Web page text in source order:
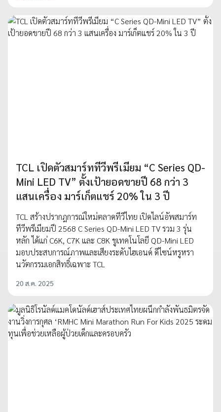
TCL เปิดตัวสมาร์ททีวีพรีเมียม “C Series QD-
Mini LED TV” ตั้งเป้ายอดขายปี 68 กว่า 3
แสนเครื่อง มาร์เก็ตแชร์ 20% ใน 3 ปี
TCL สร้างปรากฎการณ์ใหม่ตลาดทีวีไทย เปิดไลน์อัพสมาร์ท
ทีวีพรีเมียมปี 2568 C Series QD-Mini LED TV รวม 3 รุ่น
หลัก ได้แก่ C6K, C7K และ C8K ชูเทคโนโลยี QD-Mini LED
มอบประสบการณ์ภาพและเสียงระดับไฮเอนด์ ดีไซน์หรูหรา
นวัตกรรมเอกสิทธิ์เฉพาะ TCL
20 ส.ค. 2025